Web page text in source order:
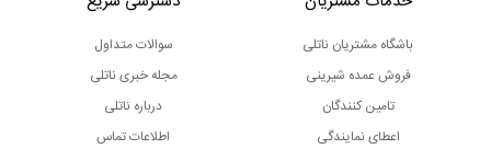
باشگاه مشتریان ناتلی
فروش عمده شیرینی
تامین کنندگان
اعطای نمایندگی
سوالات متداول
مجله خبری ناتلی
درباره ناتلی
اطلاعات تماس